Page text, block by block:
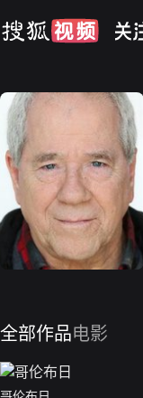
全部作品电影